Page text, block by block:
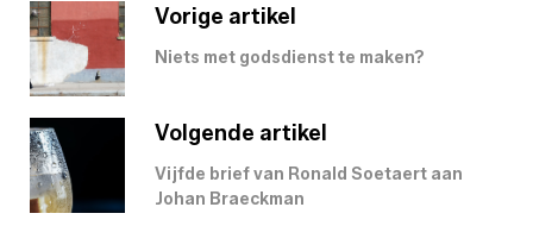
Vorige artikel
Niets met godsdienst te maken?
Volgende artikel
Vijfde brief van Ronald Soetaert aan
Johan Braeckman